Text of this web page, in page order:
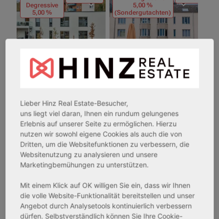
Degressive
5,00 %
32602 Vlotho
Rendite:
3,42 %
Assetklasse:
Pflegeapartment
Objekteigenschaft:
Bestandsobjekt
Gesamtfläche:
54,53 m² - 62,96 m²
5,00 %
(Sondergutachten)
53840 Troisdorf
Rendite:
3,70 %
Assetklasse:
Betreutes Wohnen
Objekteigenschaft:
Bestandsobjekt
Gesamtfläche:
87,17 m² - 153,66 m²
Lieber Hinz Real Estate-Besucher,
uns liegt viel daran, Ihnen ein rundum gelungenes
Erlebnis auf unserer Seite zu ermöglichen. Hierzu
nutzen wir sowohl eigene Cookies als auch die von
Dritten, um die Websitefunktionen zu verbessern, die
Websitenutzung zu analysieren und unsere
Marketingbemühungen zu unterstützen.
Mit einem Klick auf OK willigen Sie ein, dass wir Ihnen
die volle Website-Funktionalität bereitstellen und unser
Angebot durch Analysetools kontinuierlich verbessern
dürfen. Selbstverständlich können Sie Ihre Cookie-